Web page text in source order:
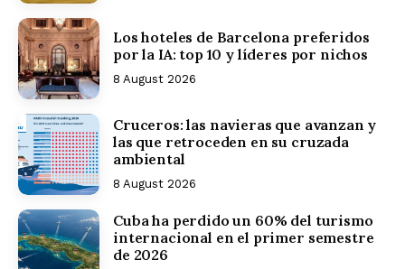
Los hoteles de Barcelona preferidos
por la IA: top 10 y líderes por nichos
8 August 2026
Cruceros: las navieras que avanzan y
las que retroceden en su cruzada
ambiental
8 August 2026
Cuba ha perdido un 60% del turismo
internacional en el primer semestre
de 2026